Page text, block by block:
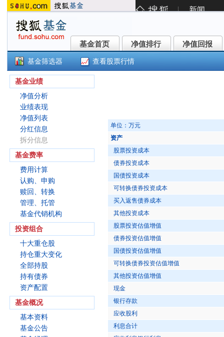
基金首页
基金首页 净值排行
净值排行 净值回报
净值回报
基金筛选器 查看股票行情
基金业绩
净值分析
业绩表现
净值列表
分红信息
拆分信息
基金费率
费用计算
认购、申购
赎回、转换
管理、托管
基金代销机构
投资组合
十大重仓股
持仓重大变化
全部持股
持有债券
资产配置
基金概况
基本资料
基金公告
单位：万元
资产
股票投资成本
债券投资成本
国债投资成本
可转换债券投资成本
买入返售债券成本
其他投资成本
股票投资估值增值
债券投资估值增值
国债投资估值增值
可转换债券投资估值增值
其他投资估值增值
现金
银行存款
应收股利
利息合计